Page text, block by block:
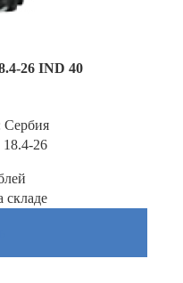
26 IND 40
Сербия
18.4-26
складе